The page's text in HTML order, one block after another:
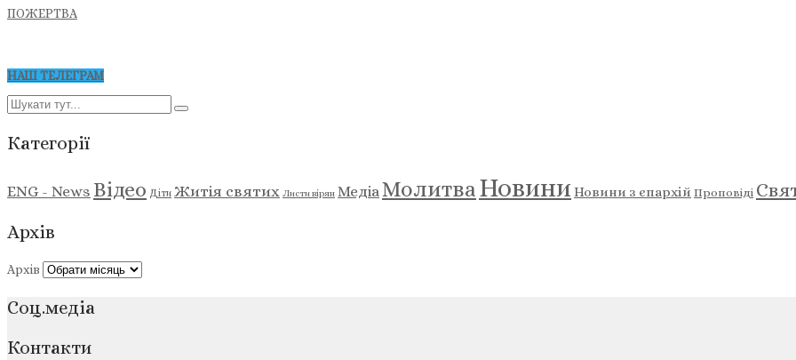
ПОЖЕРТВА
НАШ ТЕЛЕГРАМ
Категорії
ENG - News Відео Діти Житія святих Листи вірян МедіаМолитваНовини Новини з єпархій Проповіді
Архів
Архів
Соц.медіа
Контакти